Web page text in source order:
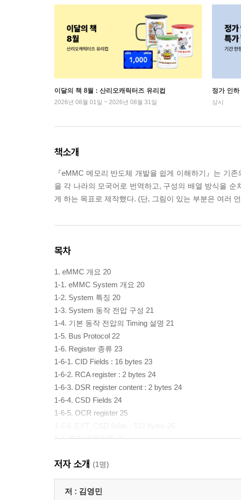
이달의 책 8월 : 산리오캐릭터즈 유리컵
2026년 08월 01일 ~ 2026년 08월 31일
정가 인
상시
책소개
『eMMC 메모리 반도체 개발을 쉽게 이해하기』는 기
을 각 나라의 모국어로 번역하고, 구성의 배열 방식을
게 하는 목표로 제작했다. (단, 그림이 있는 부분은 여러
목차
1. eMMC 개요 20
1-1. eMMC System 개요 20
1-2. System 특징 20
1-3. System 동작 전압 구성 21
1-4. 기본 동작 전압의 Timing 설명 21
1-5. Bus Protocol 22
1-6. Register 종류 23
1-6-1. CID Fields : 16 bytes 23
1-6-2. RCA register : 2 bytes 24
1-6-3. DSR register content : 2 bytes 24
1-6-4. CSD Fields 24
1-6-5. OCR register 25
1-7. 동작 명령어들 31
1-8-1. eMMC state diagram (boot mode) 35
1-8-2. eMMC state diagram (Card identification mode) 35
1-8-3. eMMC state diagram (data transfer mode) 36
저자 소개 (1명)
저 : 김영민